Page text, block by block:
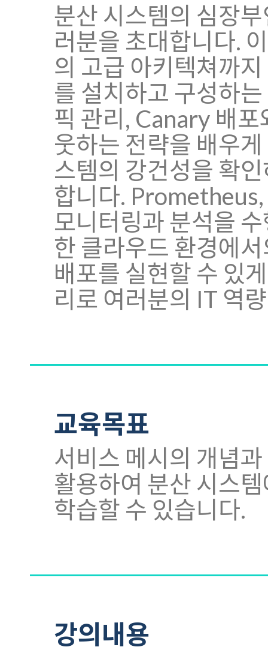
분산 시스템의 심장
러분을 초대합니다.
의 고급 아키텍쳐까
를 설치하고 구성하
픽 관리, Canary 배
웃하는 전략을 배우
스템의 강건성을 확
합니다.
모니터링과 분석을
한 클라우드 환경에
배포를 실현할 수 있
리로 여러분의 IT 역
교육목표
서비스 메시의 개념
활용하여 분산 시스
학습할 수 있습니다.
강의내용